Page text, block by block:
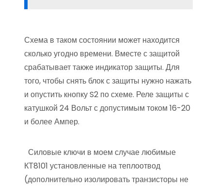
Схема в таком состоянии может находится
сколько угодно времени. Вместе с защитой
срабатывает также индикатор защиты. Для
того, чтобы снять блок с защиты нужно нажать
и опустить кнопку S2 по схеме. Реле защиты с
катушкой 24 Вольт с допустимым током 16-20
и более Ампер.
Силовые ключи в моем случае любимые
КТ8101 установленные на теплоотвод
(дополнительно изолировать транзисторы не